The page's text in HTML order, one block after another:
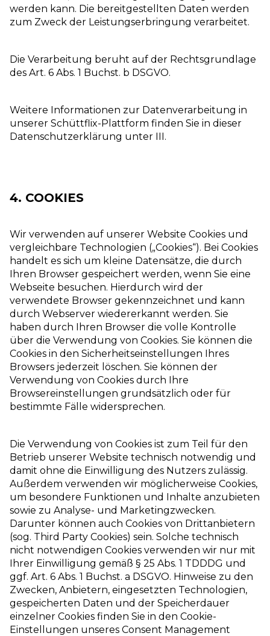
werden kann. Die bereitgestellten Daten werden
zum Zweck der Leistungserbringung verarbeitet.
Die Verarbeitung beruht auf der Rechtsgrundlage
des Art. 6 Abs. 1 Buchst. b DSGVO.
Weitere Informationen zur Datenverarbeitung in
unserer Schüttflix-Plattform finden Sie in dieser
Datenschutzerklärung unter III.
4. COOKIES
Wir verwenden auf unserer Website Cookies und
vergleichbare Technologien („Cookies“). Bei Cookies
handelt es sich um kleine Datensätze, die durch
Ihren Browser gespeichert werden, wenn Sie eine
Webseite besuchen. Hierdurch wird der
verwendete Browser gekennzeichnet und kann
durch Webserver wiedererkannt werden. Sie
haben durch Ihren Browser die volle Kontrolle
über die Verwendung von Cookies. Sie können die
Cookies in den Sicherheitseinstellungen Ihres
Browsers jederzeit löschen. Sie können der
Verwendung von Cookies durch Ihre
Browsereinstellungen grundsätzlich oder für
bestimmte Fälle widersprechen.
Die Verwendung von Cookies ist zum Teil für den
Betrieb unserer Website technisch notwendig und
damit ohne die Einwilligung des Nutzers zulässig.
Außerdem verwenden wir möglicherweise Cookies,
um besondere Funktionen und Inhalte anzubieten
sowie zu Analyse- und Marketingzwecken.
Darunter können auch Cookies von Drittanbietern
(sog. Third Party Cookies) sein. Solche technisch
nicht notwendigen Cookies verwenden wir nur mit
Ihrer Einwilligung gemäß § 25 Abs. 1 TDDDG und
ggf. Art. 6 Abs. 1 Buchst. a DSGVO. Hinweise zu den
Zwecken, Anbietern, eingesetzten Technologien,
gespeicherten Daten und der Speicherdauer
einzelner Cookies finden Sie in den Cookie-
Einstellungen unseres Consent Management